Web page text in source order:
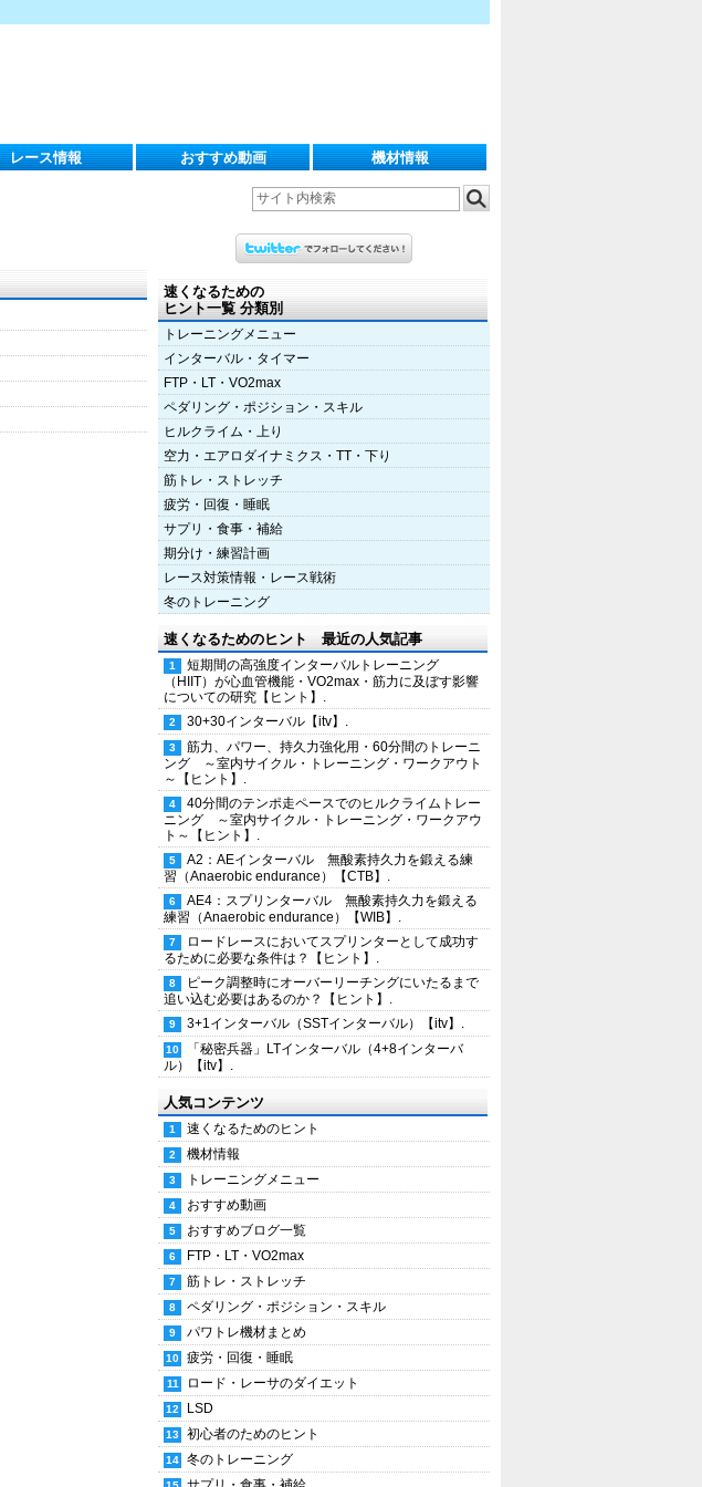
レース情報 おすすめ動画 機材情報
速くなるための
ヒント一覧 分類別
トレーニングメニュー
インターバル・タイマー
FTP・LT・VO2max
ペダリング・ポジション・スキル
ヒルクライム・上り
空力・エアロダイナミクス・TT・下り
筋トレ・ストレッチ
疲労・回復・睡眠
サプリ・食事・補給
期分け・練習計画
レース対策情報・レース戦術
冬のトレーニング
速くなるためのヒント 最近の人気記事
短期間の高強度インターバルトレーニング
（HIIT）が心血管機能・VO2max・筋力に及ぼす影響
についての研究【ヒント】.
30+30インターバル【itv】.
筋力、パワー、持久力強化用・60分間のトレーニ
ング ～室内サイクル・トレーニング・ワークアウト
～【ヒント】.
40分間のテンポ走ペースでのヒルクライムトレー
ニング ～室内サイクル・トレーニング・ワークアウ
ト～【ヒント】.
A2：AEインターバル 無酸素持久力を鍛える練
習（Anaerobic endurance）【CTB】.
AE4：スプリンターバル 無酸素持久力を鍛える
練習（Anaerobic endurance）【WIB】.
ロードレースにおいてスプリンターとして成功す
るために必要な条件は？【ヒント】.
ピーク調整時にオーバーリーチングにいたるまで
追い込む必要はあるのか？【ヒント】.
3+1インターバル（SSTインターバル）【itv】.
「秘密兵器」LTインターバル（4+8インターバ
ル）【itv】.
人気コンテンツ
速くなるためのヒント
機材情報
トレーニングメニュー
おすすめ動画
おすすめブログ一覧
FTP・LT・VO2max
筋トレ・ストレッチ
ペダリング・ポジション・スキル
パワトレ機材まとめ
疲労・回復・睡眠
ロード・レーサのダイエット
LSD
初心者のためのヒント
冬のトレーニング